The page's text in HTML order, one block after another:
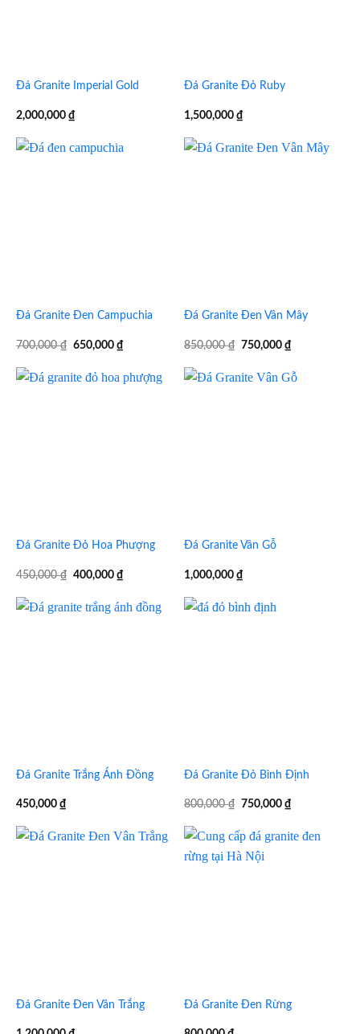
Đá Granite Imperial Gold
2,000,000 ₫
Đá Granite Đỏ Ruby
1,500,000 ₫
Đá Granite Đen Campuchia
700,000₫ Giá
700,000 ₫.
650,000₫
là:
Đá Granite Đen Vân Mây
850,000₫ Giá
850,000 ₫.
750,000₫
là:
Đá Granite Đỏ Hoa Phượng
450,000₫ Giá
450,000 ₫.
400,000₫
là:
Đá Granite Vân Gỗ
1,000,000 ₫
Đá Granite Trắng Ánh Đồng
450,000 ₫
Đá Granite Đỏ Bình Định
800,000₫ Giá
800,000 ₫.
750,000₫
là:
Đá Granite Đen Vân Trắng Đá Granite Đen Rừng